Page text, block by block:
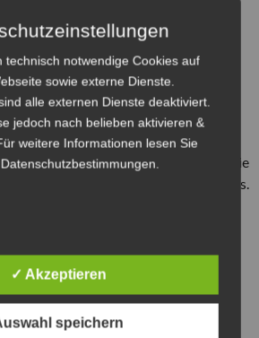
in
5 Teams aus dem Norden und Süden die
Motoball Jugendmeisterschaft aus.
technisch notwendige Cookies auf
sowie externe Dienste.
alle externen Dienste deaktiviert.
jedoch nach belieben aktivieren &
weitere Informationen lesen Sie
✓ Akzeptieren
speichern